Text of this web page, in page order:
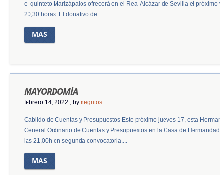
el quinteto Marizápalos ofrecerá en el Real Alcázar de Sevilla el próximo
20,30 horas. El donativo de...
MAS
MAYORDOMÍA
febrero 14, 2022 , by negritos
Cabildo de Cuentas y Presupuestos Este próximo jueves 17, esta
General Ordinario de Cuentas y Presupuestos en la Casa de
las 21,00h en segunda convocatoria....
MAS